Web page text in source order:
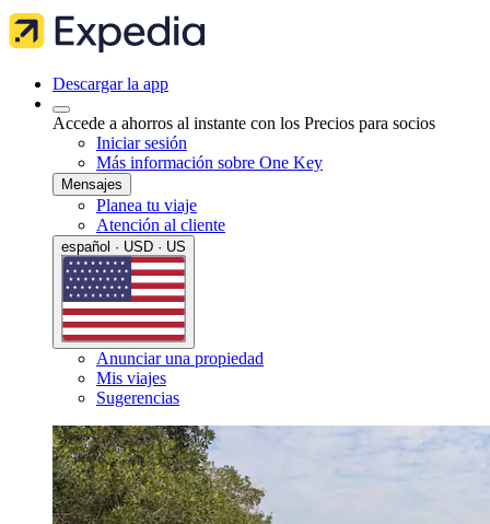
Descargar la app
Accede a ahorros al instante con los Precios para socios
Iniciar sesión
Más información sobre One Key
Mensajes
Planea tu viaje
Atención al cliente
español · USD · US
Anunciar una propiedad
Mis viajes
Sugerencias